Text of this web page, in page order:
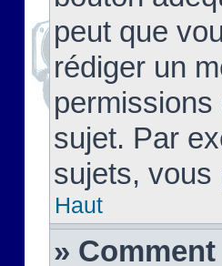
peut que
rédiger un
permissions
sujet. Par
sujets, vous
Haut
»